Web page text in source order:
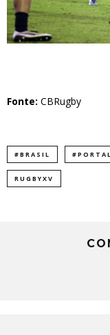
Fonte: CBRugby
#BRASIL
RUGBYXV